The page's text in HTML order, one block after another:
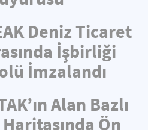
Deniz Ticaret
İşbirliği
İmzalandı
Alan Bazlı
Ön